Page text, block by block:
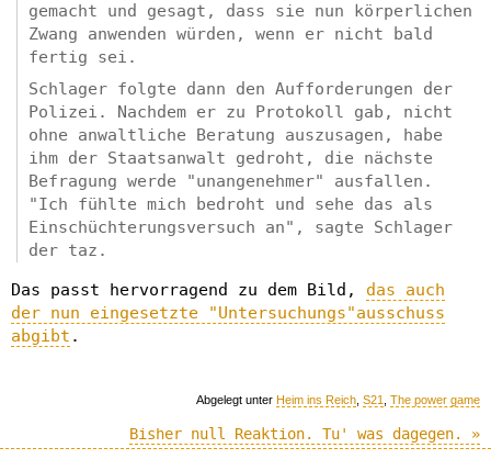
gemacht und gesagt, dass sie nun körperlichen
Zwang anwenden würden, wenn er nicht bald
fertig sei.
Schlager folgte dann den Aufforderungen der
Polizei. Nachdem er zu Protokoll gab, nicht
ohne anwaltliche Beratung auszusagen, habe
ihm der Staatsanwalt gedroht, die nächste
Befragung werde "unangenehmer" ausfallen.
"Ich fühlte mich bedroht und sehe das als
Einschüchterungsversuch an", sagte Schlager
der taz.
Das passt hervorragend zu dem Bild, das auch
der nun eingesetzte "Untersuchungs"ausschuss
abgibt .
Abgelegt unter Heim ins Reich S21 The power game
Bisher null Reaktion. Tu' was dagegen. »